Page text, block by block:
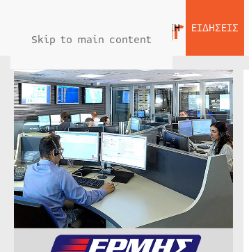
Skip to main content
ΑΡΧΙΚΗ ΕΙΔΗΣΕΙΣ